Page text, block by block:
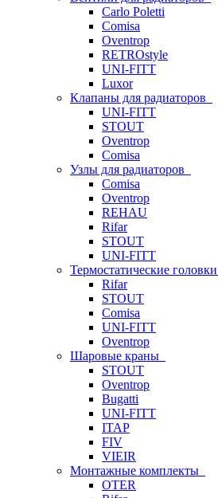
Carlo Poletti
Comisa
Oventrop
RETROstyle
UNI-FITT
Luxor
Клапаны для радиаторов
UNI-FITT
STOUT
Oventrop
Comisa
Узлы для радиаторов
Comisa
Oventrop
REHAU
Rifar
STOUT
UNI-FITT
Термостатические головки
Rifar
STOUT
Comisa
UNI-FITT
Oventrop
Шаровые краны
STOUT
Oventrop
Bugatti
UNI-FITT
ITAP
FIV
VIEIR
Монтажные комплекты
OTER